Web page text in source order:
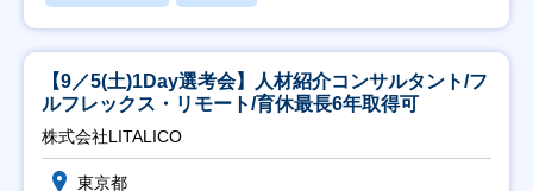
【9／5(土)1Day選考会】人材紹介コンサルタント/フ
ルフレックス・リモート/育休最長6年取得可
株式会社LITALICO
東京都